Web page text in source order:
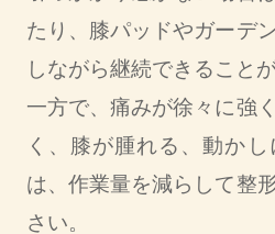
たり、膝パッドやガーデ
しながら継続できること
一方で、痛みが徐々に強
く、膝が腫れる、動か
は、作業量を減らして整
さい。